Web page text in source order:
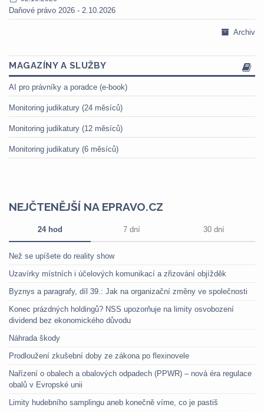
Daňové právo 2026 - 2.10.2026
Archiv
MAGAZÍNY A SLUŽBY
AI pro právníky a poradce (e-book)
Monitoring judikatury (24 měsíců)
Monitoring judikatury (12 měsíců)
Monitoring judikatury (6 měsíců)
NEJČTENĚJŠÍ NA EPRAVO.CZ
24 hod 7 dní 30 dní
Než se upíšete do reality show
Uzavírky místních i účelových komunikací a zřizování objížděk
Byznys a paragrafy, díl 39.: Jak na organizační změny ve společnosti
Konec prázdných holdingů? NSS upozorňuje na limity osvobození
dividend bez ekonomického důvodu
Náhrada škody
Prodloužení zkušební doby ze zákona po flexinovele
Nařízení o obalech a obalových odpadech (PPWR) – nová éra regulace
obalů v Evropské unii
Limity hudebního samplingu aneb konečně víme, co je pastiš